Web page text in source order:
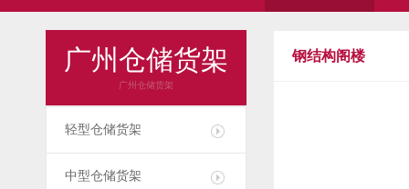
广州仓储货架
广州仓储货架
轻型仓储货架
中型仓储货架
钢结构阁楼